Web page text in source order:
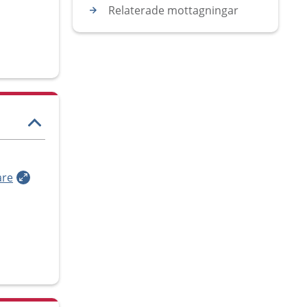
Relaterade mottagningar